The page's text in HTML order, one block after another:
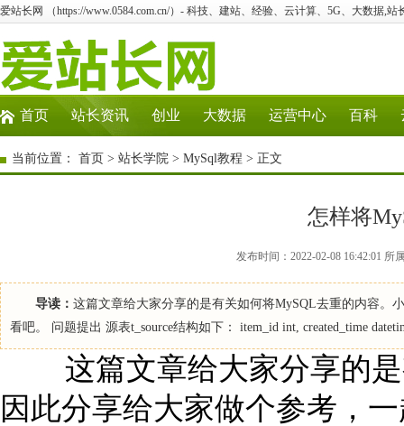
爱站长网 （https://www.0584.com.cn/）- 科技、建站、经验、云计算、5G、大数据,站
首页 站长资讯 创业 大数据 运营中心 百科
当前位置： 首页 > 站长学院 > MySql教程 > 正文
怎样将
发布时间：2022-02-08 16:42:01
导读： 这篇文章给大家分享的是有关如何将MySQL去重的内容。
看吧。 问题提出 源表t_source结构如下： item_id int, created_time
这篇文章给大家分享的是
因此分享给大家做个参考，